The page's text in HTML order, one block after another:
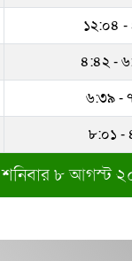
রাষ্ট্রপতি
ধরাকে সরা জ্ঞান
সম্পদের পাহাড়
আতাউর রহমান
অবশেষে বরখাস্ত
১২:০৪
৪:৪২ -
৬:৩৯ -
৮:০১ -
শনিবার ৮ আগস্ট